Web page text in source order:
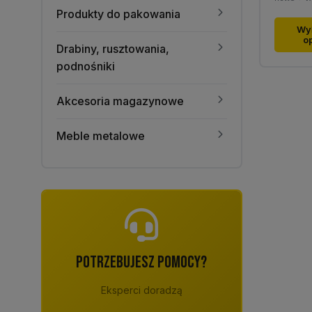
Produkty do pakowania
Drabiny, rusztowania,
podnośniki
Akcesoria magazynowe
Meble metalowe
POTRZEBUJESZ POMOCY?
Eksperci doradzą